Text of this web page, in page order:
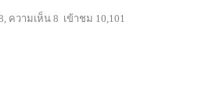
ความเห็น 8 เข้าชม 10,101